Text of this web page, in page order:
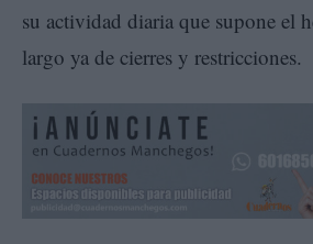
su actividad diaria que supone el
largo ya de cierres y restricciones.